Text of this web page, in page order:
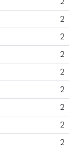
2
2
2
2
2
2
2
2